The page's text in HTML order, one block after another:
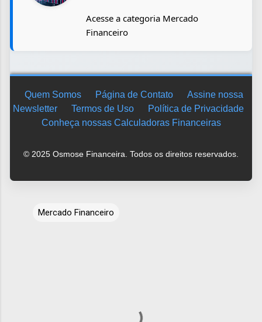
Acesse a categoria Mercado
Financeiro
Quem Somos Página de Contato
Assine nossa
Newsletter
Termos de Uso
Política de Privacidade
Conheça nossas Calculadoras Financeiras
© 2025 Osmose Financeira. Todos os direitos reservados.
Mercado Financeiro